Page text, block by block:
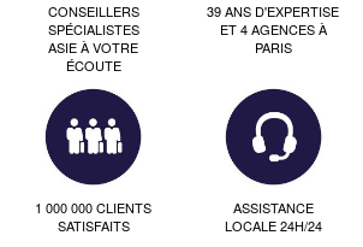
CONSEILLERS
SPÉCIALISTES
ASIE À VOTRE
ÉCOUTE
39 ANS D'EXPERTISE
ET 4 AGENCES À
PARIS
1 000 000 CLIENTS
SATISFAITS
ASSISTANCE
LOCALE 24H/24